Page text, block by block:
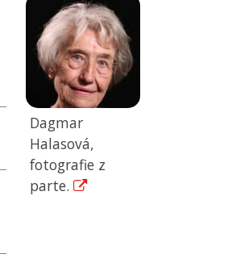
Dagmar
Halasová,
fotografie z
parte.